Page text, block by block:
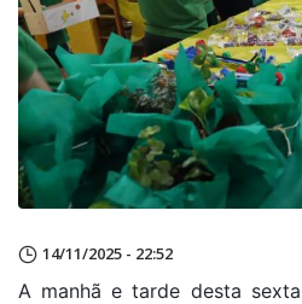
14/11/2025 - 22:52
A manhã e tarde desta